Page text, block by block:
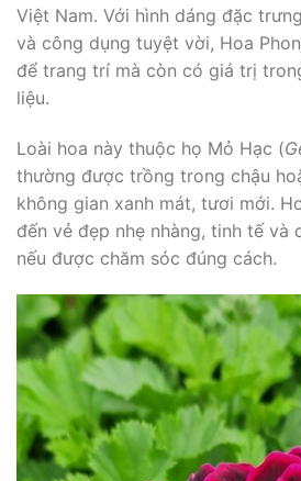
Việt Nam. Với hình dáng đặc
và công dụng tuyệt vời, Hoa
để trang trí mà còn có giá trị
liệu.
Loài hoa này thuộc họ Mỏ Hạc (
thường được trồng trong chậu
không gian xanh mát, tươi mới.
đến vẻ đẹp nhẹ nhàng, tinh tế và
nếu được chăm sóc đúng cách.